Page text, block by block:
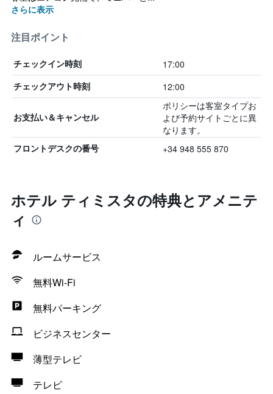
さらに表示
注目ポイント
チェックイン時刻 17:00
チェックアウト時刻 12:00
お支払い＆キャンセル
ポリシーは客室タイプお
よび予約サイトごとに異
なります。
フロントデスクの番号 +34 948 555 870
ホテル ティミスタの特典とアメニテ
ィ
ルームサービス
無料Wi-Fi
無料パーキング
ビジネスセンター
薄型テレビ
テレビ